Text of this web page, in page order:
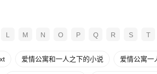
L M N O P Q R S T
爱情公寓和一人之下的小说 爱情公寓一